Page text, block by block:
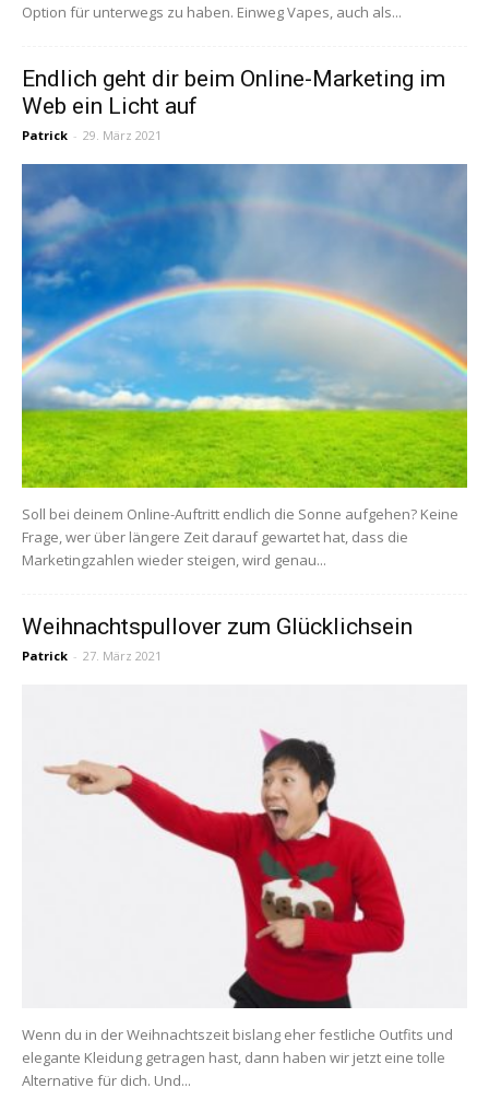
Option für unterwegs zu haben. Einweg Vapes, auch als...
Endlich geht dir beim Online-Marketing im
Web ein Licht auf
Patrick - 29. März 2021
Soll bei deinem Online-Auftritt endlich die Sonne aufgehen? Keine
Frage, wer über längere Zeit darauf gewartet hat, dass die
Marketingzahlen wieder steigen, wird genau...
Weihnachtspullover zum Glücklichsein
Patrick - 27. März 2021
Wenn du in der Weihnachtszeit bislang eher festliche Outfits und
elegante Kleidung getragen hast, dann haben wir jetzt eine tolle
Alternative für dich. Und...